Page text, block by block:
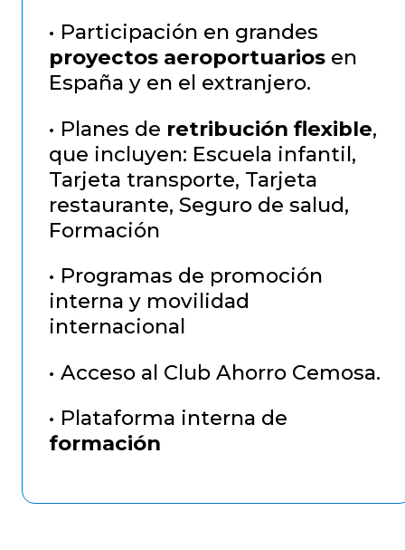
• Participación en grandes
proyectos aeroportuarios en
España y en el extranjero.
• Planes de retribución flexible,
que incluyen: Escuela infantil,
Tarjeta transporte, Tarjeta
restaurante, Seguro de salud,
Formación
• Programas de promoción
interna y movilidad
internacional
• Acceso al Club Ahorro Cemosa.
• Plataforma interna de
formación